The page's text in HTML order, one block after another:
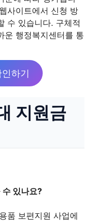
사이트에서 신청 방
수 있습니다. 구체적
운 행정복지센터를 통
하기
지원금
수 있나요?
품 보편지원 사업에